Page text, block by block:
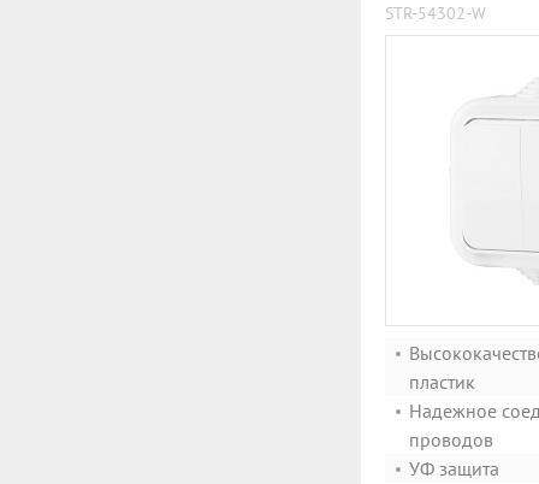
STR-54302-W
пластик
Надежное
проводов
УФ защита